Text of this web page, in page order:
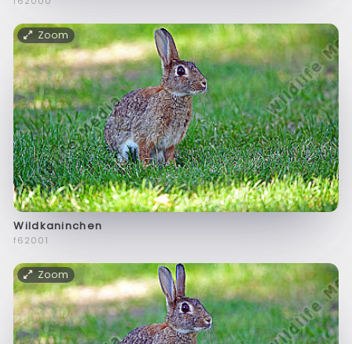
Zoom
Wildkaninchen
f62001
Zoom